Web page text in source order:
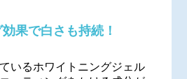
果で白さも持続！
いるホワイトニングジェル